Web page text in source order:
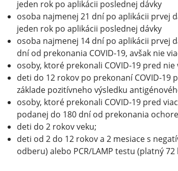
jeden rok po aplikácii poslednej dávky
osoba najmenej 21 dní po aplikácii prvej
jeden rok po aplikácii poslednej dávky
osoba najmenej 14 dní po aplikácii prvej
dní od prekonania COVID-19, avšak nie
osoby, ktoré prekonali COVID-19 pred
deti do 12 rokov po prekonaní COVID-19
základe pozitívneho výsledku
osoby, ktoré prekonali COVID-19 pred
podanej do 180 dní od prekonania
deti do 2 rokov veku;
deti od 2 do 12 rokov a 2 mesiace s
odberu) alebo PCR/LAMP testu (platný